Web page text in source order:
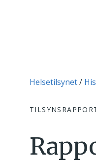
Du er her:
Helsetilsynet